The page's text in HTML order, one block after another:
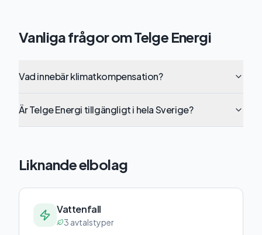
Vanliga frågor omTelge Energi
Vad innebär klimatkompensation?
Är Telge Energi tillgängligt i hela Sverige?
Liknande elbolag
Vattenfall
3 avtalstyper